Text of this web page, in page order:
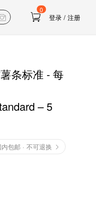
0
登录 / 注册
条标准 - 每
– 5
包邮 · 不可退换